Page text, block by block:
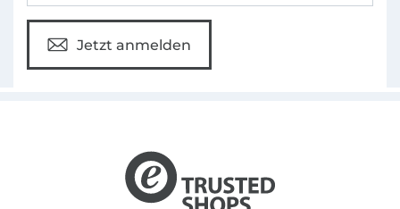
Jetzt anmelden